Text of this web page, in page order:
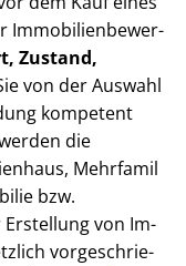
Im­mo­bi­li­en­be­wer­
Zustand,
von der Auswahl
kompetent
die
Mehr­fa­mi­l
bzw.
von Im­
vor­ge­schrie­